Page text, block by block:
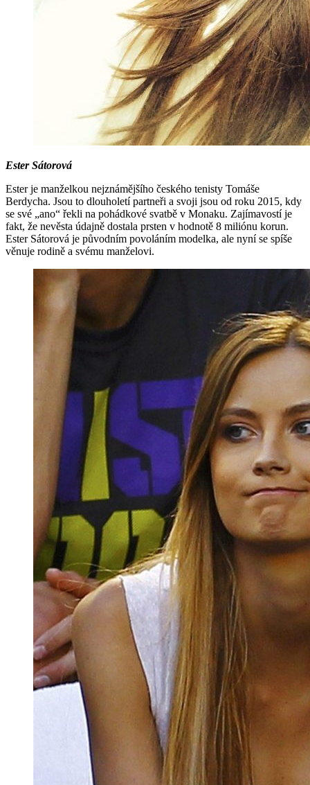
Ester Sátorová
Ester je manželkou nejznámějšího českého tenisty Tomáše
Berdycha. Jsou to dlouholetí partneři a svoji jsou od roku 2015, kdy
se své „ano“ řekli na pohádkové svatbě v Monaku. Zajímavostí je
fakt, že nevěsta údajně dostala prsten v hodnotě 8 miliónu korun.
Ester Sátorová je původním povoláním modelka, ale nyní se spíše
věnuje rodině a svému manželovi.